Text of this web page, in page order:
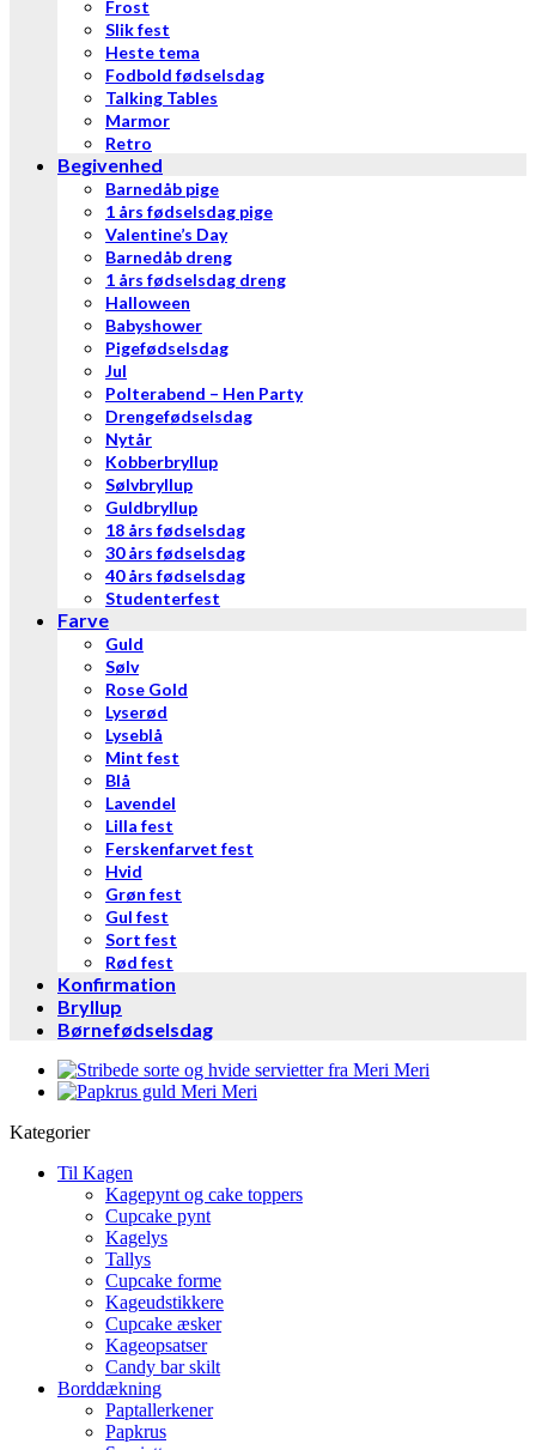
Frost
Slik fest
Heste tema
Fodbold fødselsdag
Talking Tables
Marmor
Retro
Begivenhed
Barnedåb pige
1 års fødselsdag pige
Valentine’s Day
Barnedåb dreng
1 års fødselsdag dreng
Halloween
Babyshower
Pigefødselsdag
Jul
Polterabend – Hen Party
Drengefødselsdag
Nytår
Kobberbryllup
Sølvbryllup
Guldbryllup
18 års fødselsdag
30 års fødselsdag
40 års fødselsdag
Studenterfest
Farve
Guld
Sølv
Rose Gold
Lyserød
Lyseblå
Mint fest
Blå
Lavendel
Lilla fest
Ferskenfarvet fest
Hvid
Grøn fest
Gul fest
Sort fest
Rød fest
Konfirmation
Bryllup
Børnefødselsdag
Kategorier
Til Kagen
Kagepynt og cake toppers
Cupcake pynt
Kagelys
Tallys
Cupcake forme
Kageudstikkere
Cupcake æsker
Kageopsatser
Candy bar skilt
Borddækning
Paptallerkener
Papkrus